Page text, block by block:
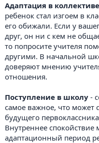
Адаптация в
ребенок стал изгоем в
его обижали. Если у
друг, он ни с кем не
то попросите учителя
другими. В начальной
доверяют мнению
отношения.
Поступление в школу -
самое важное, что может
будущего
Внутреннее
адаптационный период